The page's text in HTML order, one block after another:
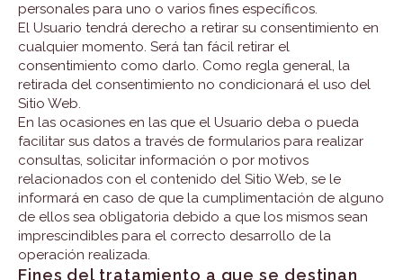
personales para uno o varios fines específicos.
El Usuario tendrá derecho a retirar su consentimiento en
cualquier momento. Será tan fácil retirar el
consentimiento como darlo. Como regla general, la
retirada del consentimiento no condicionará el uso del
Sitio Web.
En las ocasiones en las que el Usuario deba o pueda
facilitar sus datos a través de formularios para realizar
consultas, solicitar información o por motivos
relacionados con el contenido del Sitio Web, se le
informará en caso de que la cumplimentación de alguno
de ellos sea obligatoria debido a que los mismos sean
imprescindibles para el correcto desarrollo de la
operación realizada.
Fines del tratamiento a que se destinan